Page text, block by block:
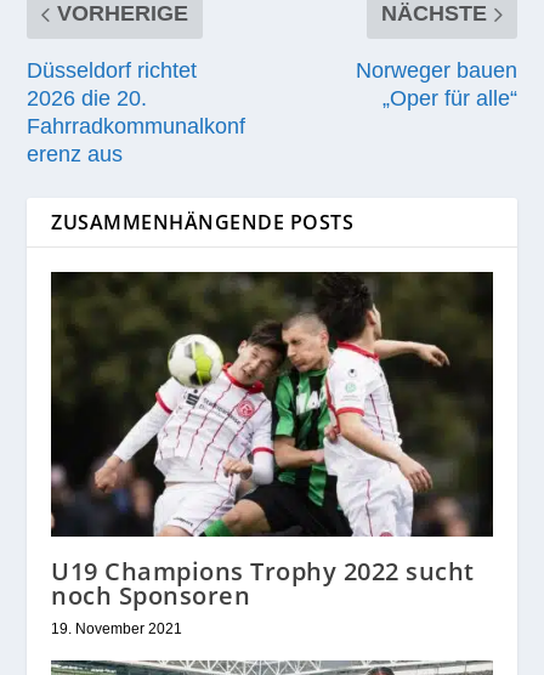
VORHERIGE
Düsseldorf richtet
2026 die 20.
Fahrradkommunalkonf
erenz aus
NÄCHSTE
Norweger bauen
„Oper für alle“
ZUSAMMENHÄNGENDE POSTS
U19 Champions Trophy 2022 sucht
noch Sponsoren
19. November 2021